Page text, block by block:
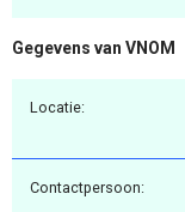
Gegevens van VNOM
Locatie:
Contactpersoon: